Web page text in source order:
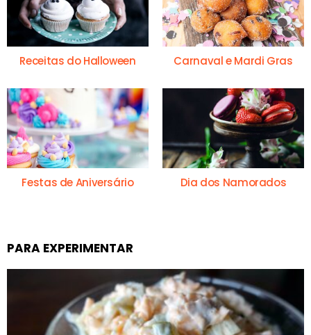
Receitas do Halloween Carnaval e Mardi Gras
Festas de Aniversário Dia dos Namorados
PARA EXPERIMENTAR